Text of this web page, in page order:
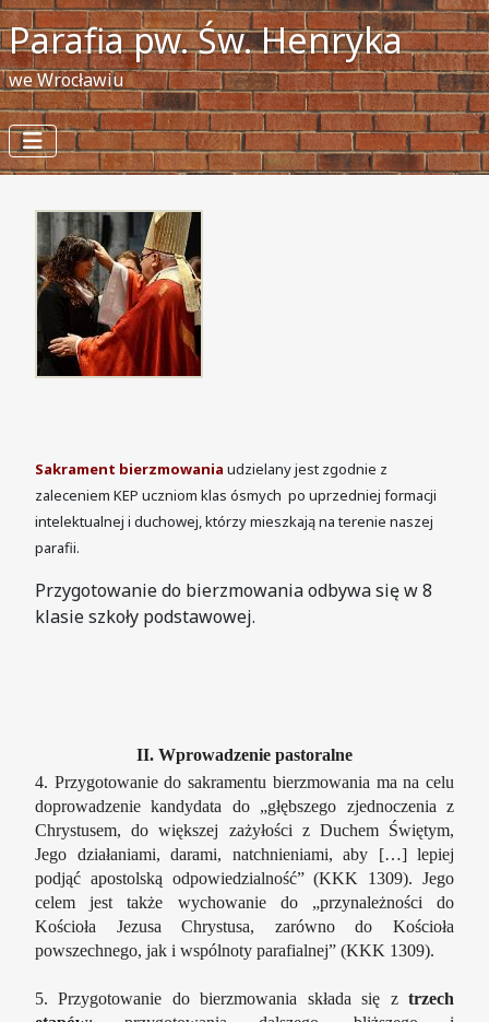
Parafia pw. Św. Henryka
we Wrocławiu
Sakrament bierzmowania udzielany jest zgodnie z
zaleceniem KEP uczniom klas ósmych po uprzedniej formacji
intelektualnej i duchowej, którzy mieszkają na terenie naszej
parafii.
Przygotowanie do bierzmowania odbywa się w 8
klasie szkoły podstawowej.
II. Wprowadzenie pastoralne
4. Przygotowanie do sakramentu bierzmowania ma na celu
doprowadzenie kandydata do „głębszego zjednoczenia z
Chrystusem, do większej zażyłości z Duchem Świętym,
Jego działaniami, darami, natchnieniami, aby […] lepiej
podjąć apostolską odpowiedzialność” (KKK 1309). Jego
celem jest także wychowanie do „przynależności do
Kościoła Jezusa Chrystusa, zarówno do Kościoła
powszechnego, jak i wspólnoty parafialnej” (KKK 1309).
5. Przygotowanie do bierzmowania składa się z trzech